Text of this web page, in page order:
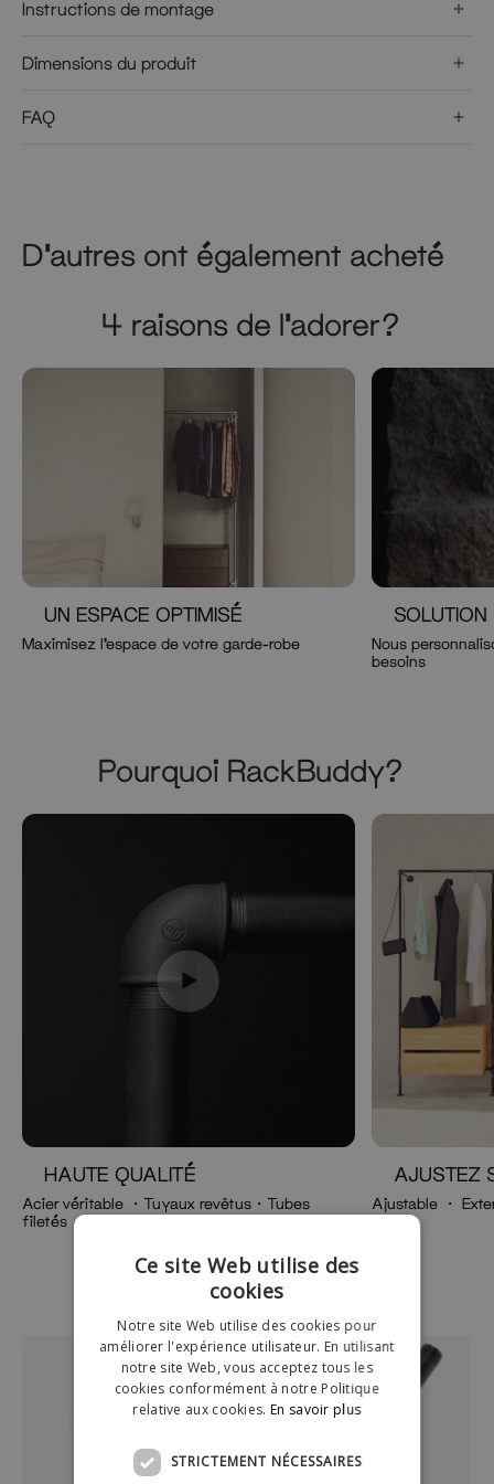
Instructions de montage
Dimensions du produit
FAQ
D'autres ont également acheté
4 raisons de l'adorer?
Maximisez l'espace de votre garde-robe
UN ESPACE OPTIMISÉ
Nous
besoins
SOLUTION
Pourquoi RackBuddy?
Acier véritable ・Tuyaux revêtus・Tubes
filetés
HAUTE QUALITÉ
Ajustable ・
100kg
AJUSTEZ
Ce site Web utilise des
cookies
Notre site Web utilise des cookies pour
améliorer l'expérience utilisateur. En utilisant
notre site Web, vous acceptez tous les
cookies conformément à notre Politique
relative aux cookies.En savoir plus
STRICTEMENT NÉCESSAIRES